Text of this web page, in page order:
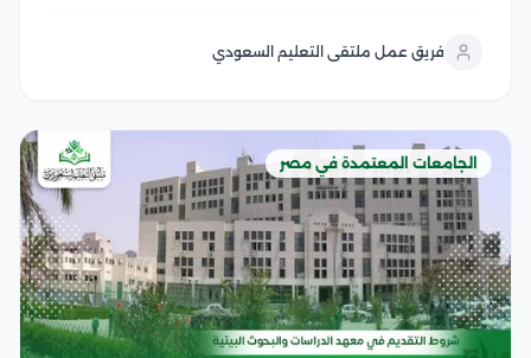
الأكاديمية والإدارية، مثل الاعتراف بالجامعة المحول منها
فريق عمل ملتقى التعليم السعودي
الجامعات المعتمدة في مصر